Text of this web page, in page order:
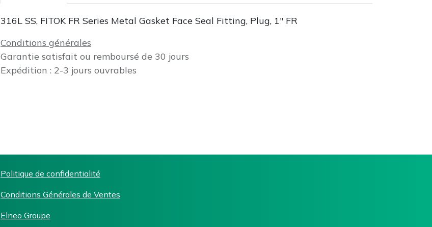
316L SS, FITOK FR Series Metal Gasket Face Seal Fitting, Plug, 1" FR
Conditions générales
Garantie satisfait ou remboursé de 30 jours
Expédition : 2-3 jours ouvrables
Politique de confidentialité
Conditions Générales de Ventes
Elneo Groupe